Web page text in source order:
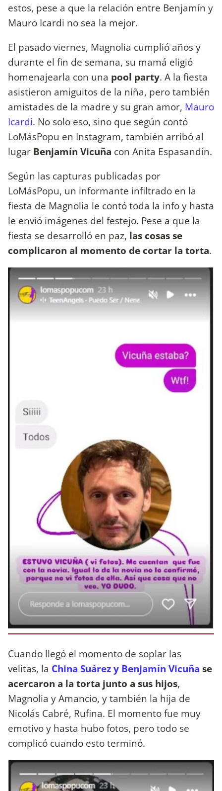
estos, pese a que la relación entre Benjamín y
Mauro Icardi no sea la mejor.
El pasado viernes, Magnolia cumplió años y
durante el fin de semana, su mamá eligió
homenajearla con una pool party. A la fiesta
asistieron amiguitos de la niña, pero también
amistades de la madre y su gran amor, Mauro
Icardi. No solo eso, sino que según contó
LoMásPopu en Instagram, también arribó al
lugar Benjamín Vicuña con Anita Espasandín.
Según las capturas publicadas por
LoMásPopu, un informante infiltrado en la
fiesta de Magnolia le contó toda la info y hasta
le envió imágenes del festejo. Pese a que la
fiesta se desarrolló en paz, las cosas se
complicaron al momento de cortar la torta.
Cuando llegó el momento de soplar las
velitas, la China Suárez y Benjamín Vicuña se
acercaron a la torta junto a sus hijos,
Magnolia y Amancio, y también la hija de
Nicolás Cabré, Rufina. El momento fue muy
emotivo y hasta hubo fotos, pero todo se
complicó cuando esto terminó.